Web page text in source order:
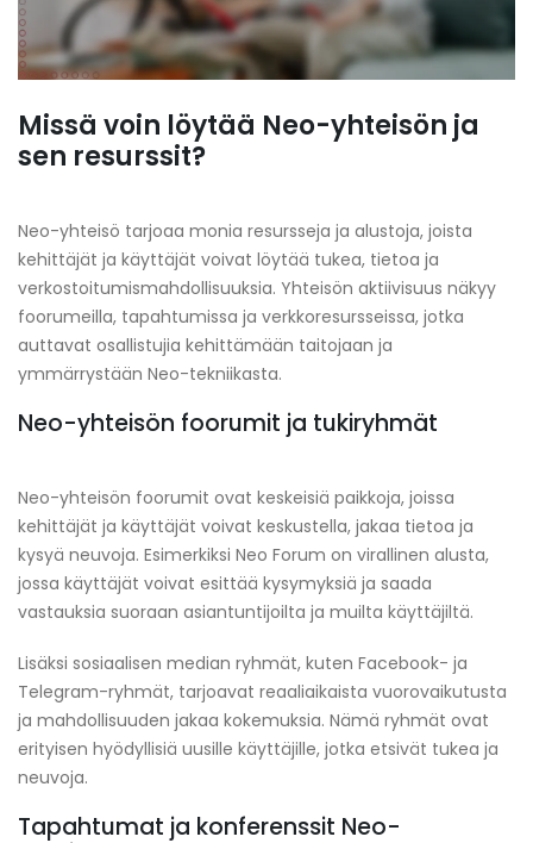
Missä voin löytää Neo-yhteisön ja
sen resurssit?
Neo-yhteisö tarjoaa monia resursseja ja alustoja, joista
kehittäjät ja käyttäjät voivat löytää tukea, tietoa ja
verkostoitumismahdollisuuksia. Yhteisön aktiivisuus näkyy
foorumeilla, tapahtumissa ja verkkoresursseissa, jotka
auttavat osallistujia kehittämään taitojaan ja
ymmärrystään Neo-tekniikasta.
Neo-yhteisön foorumit ja tukiryhmät
Neo-yhteisön foorumit ovat keskeisiä paikkoja, joissa
kehittäjät ja käyttäjät voivat keskustella, jakaa tietoa ja
kysyä neuvoja. Esimerkiksi Neo Forum on virallinen alusta,
jossa käyttäjät voivat esittää kysymyksiä ja saada
vastauksia suoraan asiantuntijoilta ja muilta käyttäjiltä.
Lisäksi sosiaalisen median ryhmät, kuten Facebook- ja
Telegram-ryhmät, tarjoavat reaaliaikaista vuorovaikutusta
ja mahdollisuuden jakaa kokemuksia. Nämä ryhmät ovat
erityisen hyödyllisiä uusille käyttäjille, jotka etsivät tukea ja
neuvoja.
Tapahtumat ja konferenssit Neo-